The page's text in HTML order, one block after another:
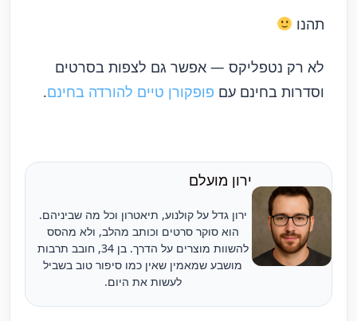
תהנו
לא רק נטפליקס — אפשר גם לצפות בסרטים
וסדרות בחינם עם פופקורן טיים להורדה בחינם.
ירון מועלם
ירון גדל על קולנוע, תיאטרון וכל מה שביניהם.
הוא סוקר סרטים וכותב מהלב, ולא מהסס
להשוות מוצרים על הדרך. בן 34, חובב תרבות
מושבע שמאמין שאין כמו סיפור טוב בשביל
לעשות את היום.